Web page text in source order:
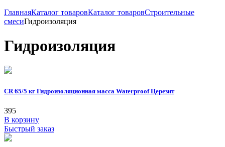
ГлавнаяКаталог товаровКаталог товаровСтроительные
смесиГидроизоляция
Гидроизоляция
CR 65/5 кг Гидроизоляционная масса Waterproof Церезит
395
В корзину
Быстрый заказ